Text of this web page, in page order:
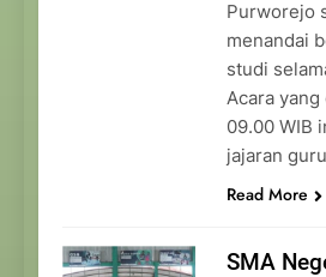
Purworejo
menandai
studi
Acara
09.00 WIB
jajaran
Read More
SMA